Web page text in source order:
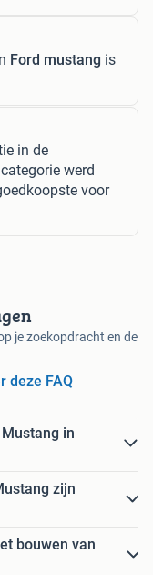
Ford mustang is
in de
categorie werd
voor
je zoekopdracht en de
deze FAQ
in
zijn
bouwen van